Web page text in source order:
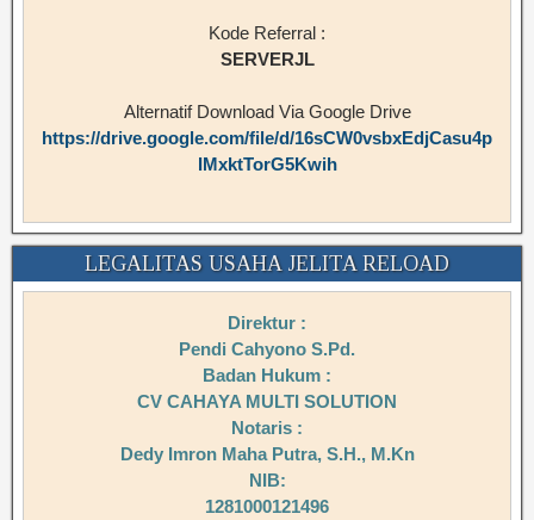
Kode Referral :
SERVERJL
Alternatif Download Via Google Drive
https://drive.google.com/file/d/16sCW0vsbxEdjCasu4p
IMxktTorG5Kwih
LEGALITAS USAHA JELITA RELOAD
Direktur :
Pendi Cahyono S.Pd.
Badan Hukum :
CV CAHAYA MULTI SOLUTION
Notaris :
Dedy Imron Maha Putra, S.H., M.Kn
NIB:
1281000121496